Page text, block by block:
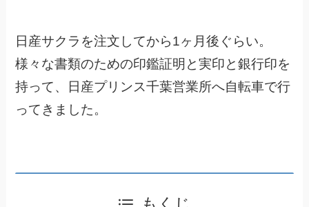
日産サクラを注文してから1ヶ月後ぐらい。
様々な書類のための印鑑証明と実印と銀行印を
持って、日産プリンス千葉営業所へ自転車で行
ってきました。